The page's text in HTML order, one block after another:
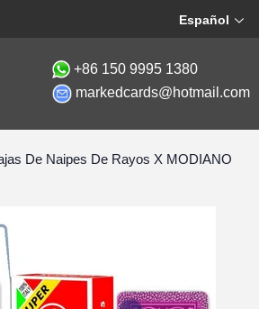
+86 150 9995 1380
markedcards@hotmail.com
Español
De Naipes De Rayos X MODIANO